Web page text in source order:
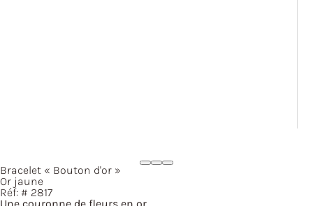
Bracelet « Bouton d'or »
Or jaune
Réf: # 2817